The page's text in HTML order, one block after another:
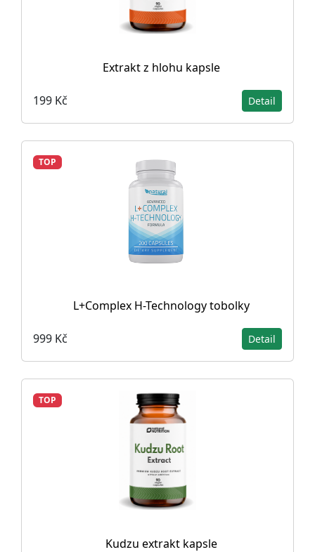
Extrakt z hlohu kapsle
199 Kč Detail
TOP
L+Complex H-Technology tobolky
999 Kč Detail
TOP
Kudzu extrakt kapsle